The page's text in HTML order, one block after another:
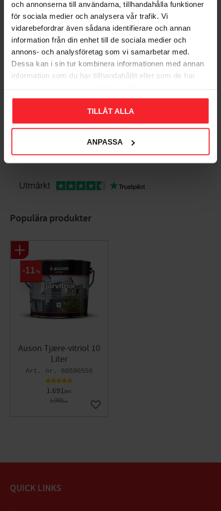
och annonserna till användarna, tillhandahålla funktioner
för sociala medier och analysera vår trafik. Vi
vidarebefordrar även sådana identifierare och annan
information från din enhet till de sociala medier och
annons- och analysföretag som vi samarbetar med.
Dessa kan i sin tur kombinera informationen med annan
information som du har tillhandahållit eller som de har
TILLÅT ALLA
ANPASSA
Bedømmelser
Dig
Bliv den første, der giver en bedømmelse.
Populära produkter
Auson Tjære-vitriol 10
Liter
60590556
1.691DKK
1.900DKK
11 %
Gem som favorit
QUICK LINKS